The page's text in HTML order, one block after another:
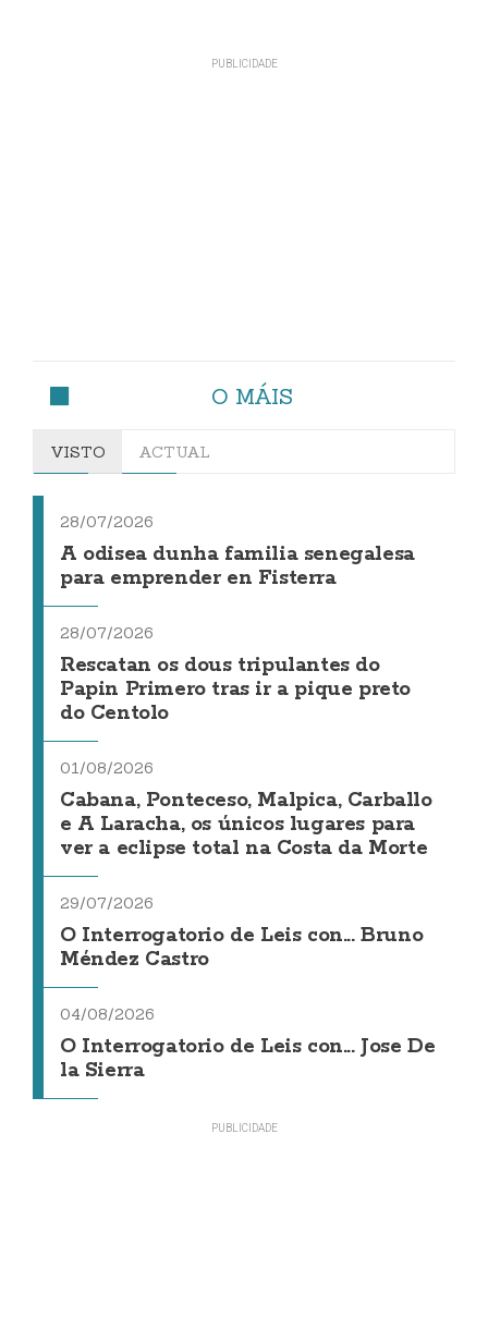
O MÁIS
VISTO ACTUAL
28/07/2026
A odisea dunha familia senegalesa
para emprender en Fisterra
28/07/2026
Rescatan os dous tripulantes do
Papin Primero tras ir a pique preto
do Centolo
01/08/2026
Cabana, Ponteceso, Malpica, Carballo
e A Laracha, os únicos lugares para
ver a eclipse total na Costa da Morte
29/07/2026
O Interrogatorio de Leis con... Bruno
Méndez Castro
04/08/2026
O Interrogatorio de Leis con... Jose De
la Sierra